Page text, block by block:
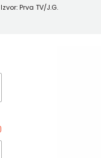
Izvor: Prva TV/J.G.